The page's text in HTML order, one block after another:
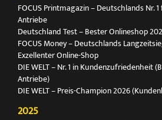
FOCUS Printmagazin – Deutschlands Nr.
Antriebe
Deutschland Test – Bester Onlineshop
FOCUS Money – Deutschlands
Exzellenter Online-Shop
DIE WELT – Nr. 1 in Kundenzufriedenheit
Antriebe)
DIE WELT – Preis-Champion 2026
2025